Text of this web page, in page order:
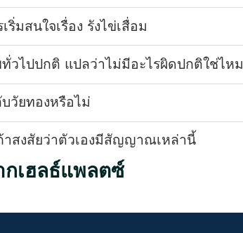
ริ่มสนใจเรื่อง รังไข่เสื่อม
วไปปกติ แปลว่าไม่มีอะไรผิดปกติใช่ไหม
วัยทองหรือไม่
าสงสัยว่าตัวเองมีสัญญาณเหล่านี้
กเฮลธ์แพลตซ์